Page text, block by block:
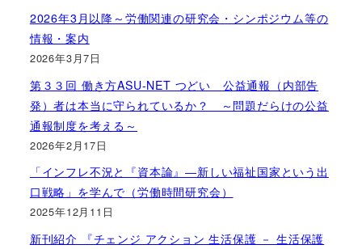
2026年3月以降～労働関連の研究会・シンポジウム等の
情報・案内
2026年3月7日
第３３回 働き方ASU-NET つどい 公益通報（内部告
発）者は本当に守られているか？ ～問題だらけの公益
通報制度を考える～
2026年2月17日
「インフレ不況と『資本論』―新しい福祉国家という出
口戦略」を学んで（労働時間研究会）
2025年12月11日
新刊紹介 『チェンジ アクション 生活保護 － 生活保護